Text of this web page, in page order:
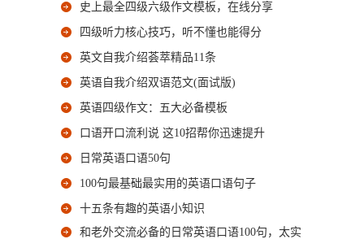
史上最全四级六级作文模板，在线分享
四级听力核心技巧，听不懂也能得分
英文自我介绍荟萃精品11条
英语自我介绍双语范文(面试版)
英语四级作文：五大必备模板
口语开口流利说 这10招帮你迅速提升
日常英语口语50句
100句最基础最实用的英语口语句子
十五条有趣的英语小知识
和老外交流必备的日常英语口语100句，太实